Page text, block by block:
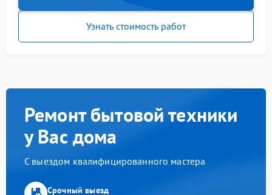
Узнать стоимость работ
Ремонт бытовой техники
у Вас дома
С выездом квалифицированного мастера
Срочный выезд